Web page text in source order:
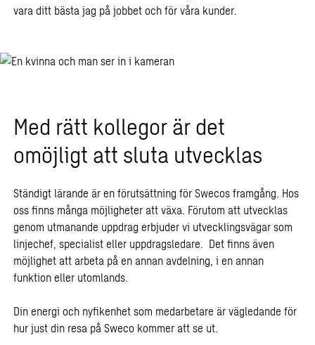
vara ditt bästa jag på jobbet och för våra kunder.
Med rätt kollegor är det
omöjligt att sluta utvecklas
Ständigt lärande är en förutsättning för Swecos framgång. Hos
oss finns många möjligheter att växa. Förutom att utvecklas
genom utmanande uppdrag erbjuder vi utvecklingsvägar som
linjechef, specialist eller uppdragsledare. Det finns även
möjlighet att arbeta på en annan avdelning, i en annan
funktion eller utomlands.
Din energi och nyfikenhet som medarbetare är vägledande för
hur just din resa på Sweco kommer att se ut.